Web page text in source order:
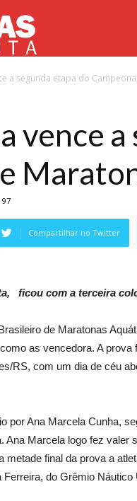
Unisanta
a segunda etapa do
vence
97
Compartilhar no Twitter
ficou com a terceira
de Maratonas
as vencedora. A
RS, com um dia de céu
por Ana Marcela Cunha,
Ana Marcela logo fez
metade final da prova a
do Grêmio